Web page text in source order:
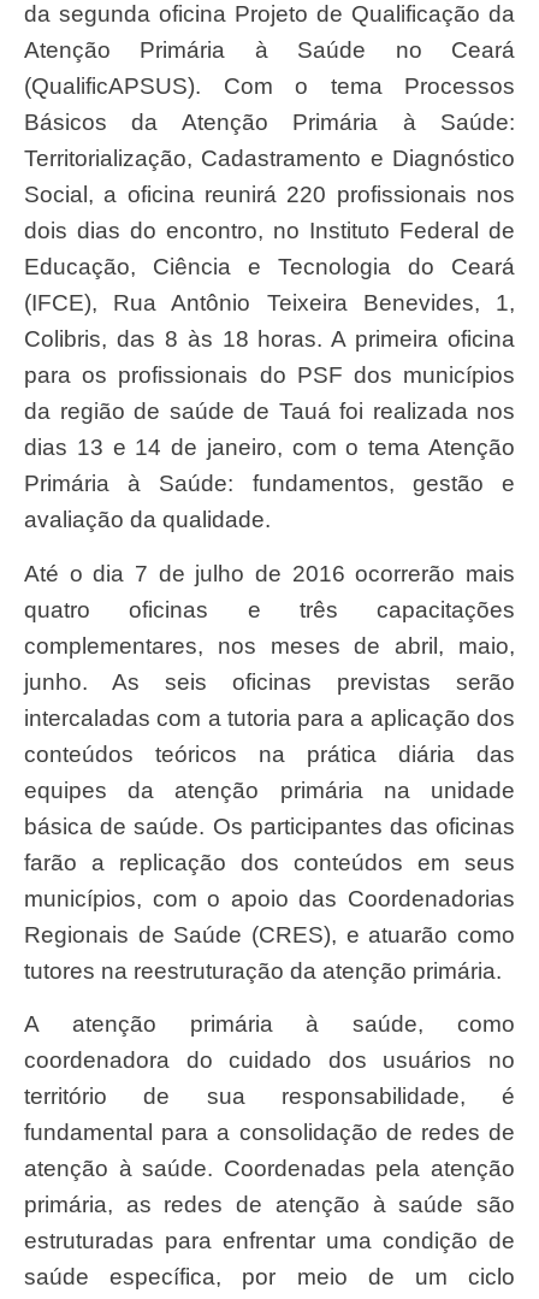
da segunda oficina Projeto de Qualificação da
Atenção Primária à Saúde no Ceará
(QualificAPSUS). Com o tema Processos
Básicos da Atenção Primária à Saúde:
Territorialização, Cadastramento e Diagnóstico
Social, a oficina reunirá 220 profissionais nos
dois dias do encontro, no Instituto Federal de
Educação, Ciência e Tecnologia do Ceará
(IFCE), Rua Antônio Teixeira Benevides, 1,
Colibris, das 8 às 18 horas. A primeira oficina
para os profissionais do PSF dos municípios
da região de saúde de Tauá foi realizada nos
dias 13 e 14 de janeiro, com o tema Atenção
Primária à Saúde: fundamentos, gestão e
avaliação da qualidade.
Até o dia 7 de julho de 2016 ocorrerão mais
quatro oficinas e três capacitações
complementares, nos meses de abril, maio,
junho. As seis oficinas previstas serão
intercaladas com a tutoria para a aplicação dos
conteúdos teóricos na prática diária das
equipes da atenção primária na unidade
básica de saúde. Os participantes das oficinas
farão a replicação dos conteúdos em seus
municípios, com o apoio das Coordenadorias
Regionais de Saúde (CRES), e atuarão como
tutores na reestruturação da atenção primária.
A atenção primária à saúde, como
coordenadora do cuidado dos usuários no
território de sua responsabilidade, é
fundamental para a consolidação de redes de
atenção à saúde. Coordenadas pela atenção
primária, as redes de atenção à saúde são
estruturadas para enfrentar uma condição de
saúde específica, por meio de um ciclo